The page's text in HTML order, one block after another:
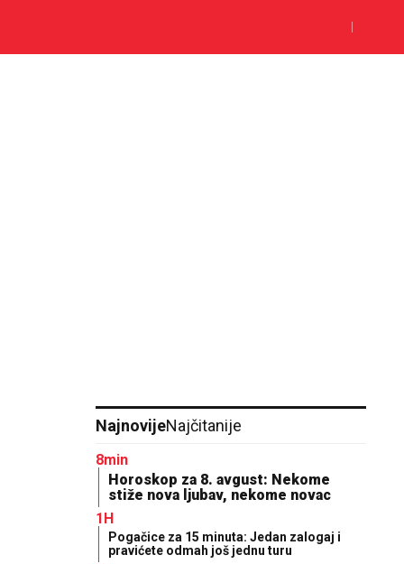
NajnovijeNajčitanije
8min
Horoskop za 8. avgust: Nekome
stiže nova ljubav, nekome novac
1H
Pogačice za 15 minuta: Jedan zalogaj i
pravićete odmah još jednu turu